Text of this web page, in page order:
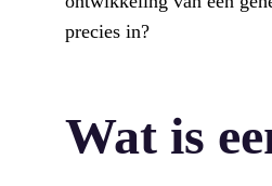
precies in?
Wat is